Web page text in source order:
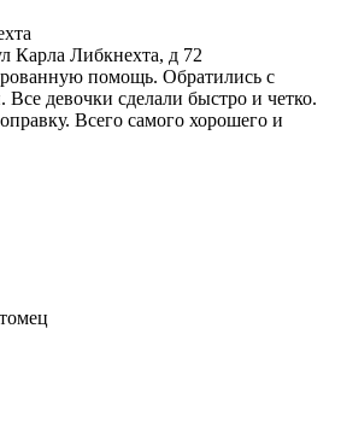
Карла Либкнехта, д 72
помощь. Обратились с
Все девочки сделали быстро и четко.
Всего самого хорошего и